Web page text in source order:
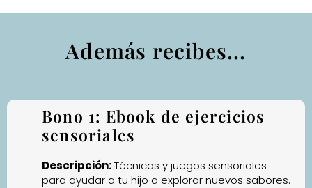
Además recibes...
Bono 1: Ebook de ejercicios
sensoriales
Descripción:Técnicas y juegos sensoriales
para ayudar a tu hijo a explorar nuevos sabores.